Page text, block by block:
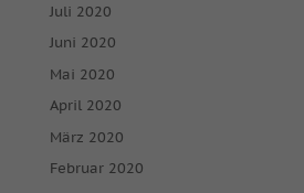
Juli 2020
Juni 2020
Mai 2020
April 2020
März 2020
Februar 2020